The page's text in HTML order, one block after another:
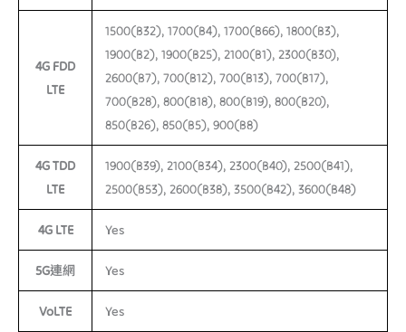
4G FDD
LTE
1500(B32), 1700(B4), 1700(B66), 1800(B3),
1900(B2), 1900(B25), 2100(B1), 2300(B30),
2600(B7), 700(B12), 700(B13), 700(B17),
700(B28), 800(B18), 800(B19), 800(B20),
850(B26), 850(B5), 900(B8)
4G TDD
LTE
1900(B39), 2100(B34), 2300(B40), 2500(B41),
2500(B53), 2600(B38), 3500(B42), 3600(B48)
4G LTE Yes
5G連網 Yes
VoLTE Yes